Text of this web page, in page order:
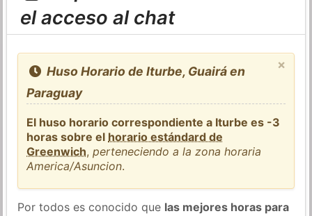
el acceso al chat
×
Huso Horario de Iturbe, Guairá en
Paraguay
El huso horario correspondiente a Iturbe es -3
horas sobre el horario estándard de
Greenwich,perteneciendo a la zona horaria
America/Asuncion.
Por todos es conocido que las mejores horas para